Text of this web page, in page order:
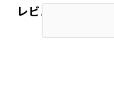
レビュー